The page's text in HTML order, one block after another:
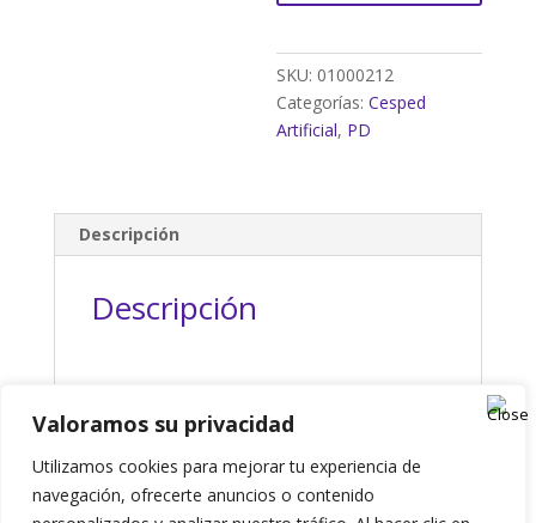
Valoramos su privacidad
Utilizamos cookies para mejorar tu experiencia de
navegación, ofrecerte anuncios o contenido
SKU: 01000212
Categorías:Cesped
Artificial, PD
Descripción
Descripción
Presupuesto